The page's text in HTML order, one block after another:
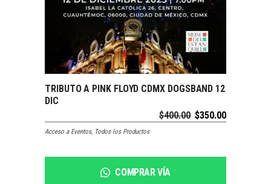
SOLDOUTLEER MÁS
TRIBUTO A PINK FLOYD CDMX DOGSBAND 12
DIC
$400.00 $350.00
Acceso a Eventos, Todos los Productos
COMPRAR VÍA